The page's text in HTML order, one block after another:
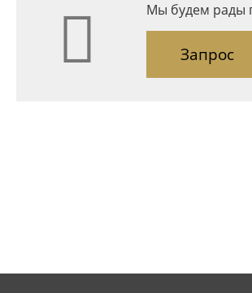
Мы будем рады
Запрос